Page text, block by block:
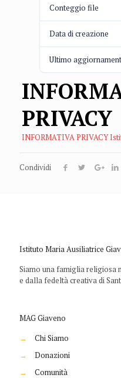
Conteggio file
Data di creazione
Ultimo
PRIVACY
INFORMATIVA PRIVACY
Condividi
Istituto Maria Ausiliatrice
Siamo una famiglia religiosa
e dalla fedeltà creativa di
MAG Giaveno
→
Chi Siamo
→
Donazioni
→
Comunità